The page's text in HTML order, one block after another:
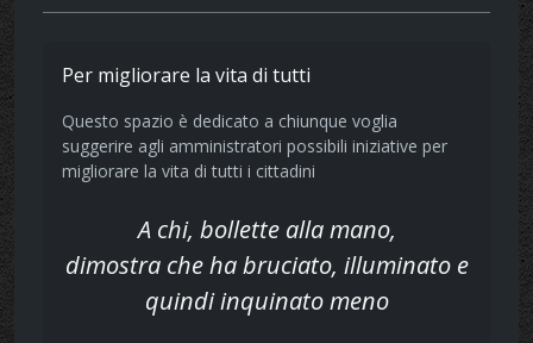
Per migliorare la vita di tutti
Questo spazio è dedicato a chiunque voglia
suggerire agli amministratori possibili iniziative per
migliorare la vita di tutti i cittadini
A chi, bollette alla mano,
dimostra che ha bruciato, illuminato e
quindi inquinato meno